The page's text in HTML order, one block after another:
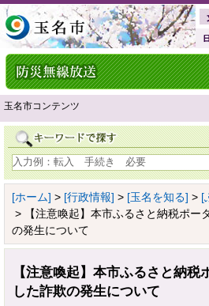
玉名市コンテンツ
[ホーム] > [行政情報] > [玉名を知る] > [
> 【注意喚起】本市ふるさと納税ポー
の発生について
【注意喚起】本市ふるさと納税
した詐欺の発生について